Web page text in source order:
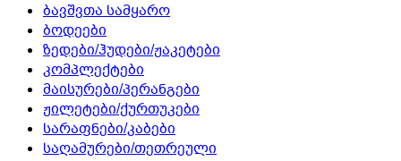
ბავშვთა სამყარო
ბოდეები
ზედები/ჰუდები/ჟაკეტები
კომპლექტები
მაისურები/პერანგები
ჟილეტები/ქურთუკები
სარაფნები/კაბები
საღამურები/თეთრეული